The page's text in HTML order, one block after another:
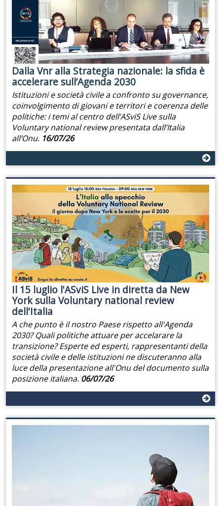
Dalla Vnr alla Strategia nazionale: la sfida è
accelerare sull’Agenda 2030
Istituzioni e società civile a confronto su governance,
coinvolgimento di giovani e territori e coerenza delle
politiche: i temi al centro dell’ASviS Live sulla
Voluntary national review presentata dall’Italia
all’Onu. 16/07/26
Il 15 luglio l'ASviS Live in diretta da New
York sulla Voluntary national review
dell'Italia
A che punto è il nostro Paese rispetto all'Agenda
2030? Quali politiche attuare per accelarare la
transizione? Esperte ed esperti, rappresentanti della
società civile e delle istituzioni ne discuteranno alla
luce della presentazione all'Onu del documento sulla
posizione italiana. 06/07/26